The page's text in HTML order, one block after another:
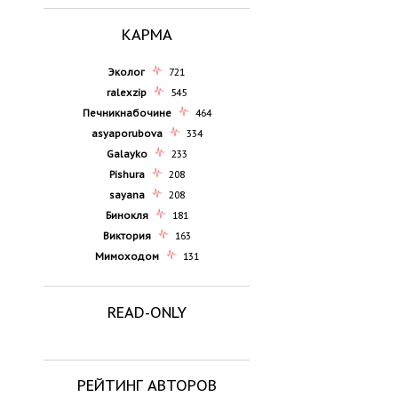
КАРМА
Эколог
721
ralexzip
545
Печникнабочине
464
asyaporubova
334
Galayko
233
Pishura
208
sayana
208
Бинокля
181
Виктория
163
Мимоходом
131
READ-ONLY
РЕЙТИНГ АВТОРОВ